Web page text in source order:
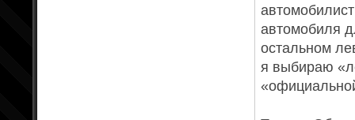
автомобиля
остальном
я выбираю